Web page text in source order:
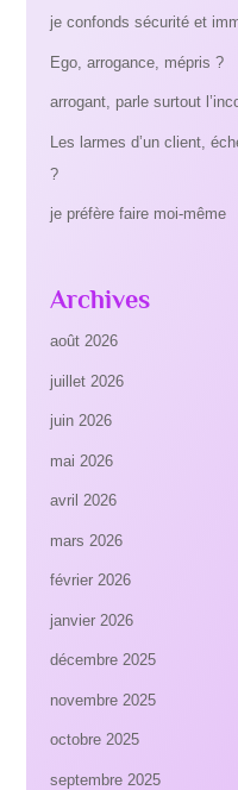
je confonds sécurité et
Ego, arrogance, mépris ?
arrogant, parle surtout
Les larmes d’un client,
?
je préfère faire moi-même
Archives
août 2026
juillet 2026
juin 2026
mai 2026
avril 2026
mars 2026
février 2026
janvier 2026
décembre 2025
novembre 2025
octobre 2025
septembre 2025